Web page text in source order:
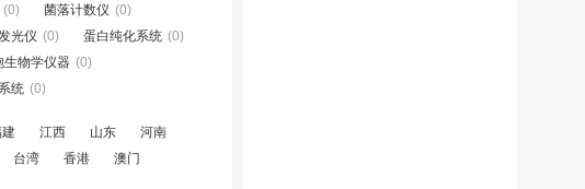
(0) 菌落计数仪 (0)
光仪 (0) 蛋白纯化系统 (0)
生物学仪器 (0)
统 (0)
江西 山东
河南
台湾 香港 澳门